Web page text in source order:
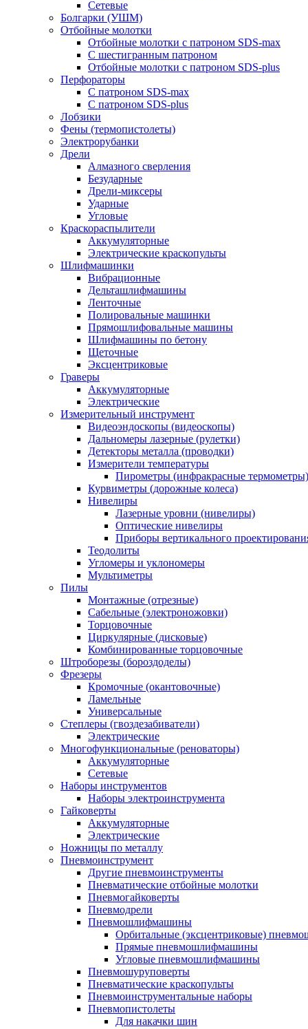
Сетевые
Болгарки (УШМ)
Отбойные молотки
Отбойные молотки с патроном SDS-max
С шестигранным патроном
Отбойные молотки с патроном SDS-plus
Перфораторы
С патроном SDS-max
С патроном SDS-plus
Лобзики
Фены (термопистолеты)
Электрорубанки
Дрели
Алмазного сверления
Безударные
Дрели-миксеры
Ударные
Угловые
Краскораспылители
Аккумуляторные
Электрические краскопульты
Шлифмашинки
Вибрационные
Дельташлифмашины
Ленточные
Полировальные машинки
Прямошлифовальные машины
Шлифмашины по бетону
Щеточные
Эксцентриковые
Граверы
Аккумуляторные
Электрические
Измерительный инструмент
Видеоэндоскопы (видеоскопы)
Дальномеры лазерные (рулетки)
Детекторы металла (проводки)
Измерители температуры
Пирометры (инфракрасные термометры)
Курвиметры (дорожные колеса)
Нивелиры
Лазерные уровни (нивелиры)
Оптические нивелиры
Приборы вертикального
Теодолиты
Угломеры и уклономеры
Мультиметры
Пилы
Монтажные (отрезные)
Сабельные (электроножовки)
Торцовочные
Циркулярные (дисковые)
Комбинированные торцовочные
Штроборезы (бороздоделы)
Фрезеры
Кромочные (окантовочные)
Ламельные
Универсальные
Степлеры (гвоздезабиватели)
Электрические
Многофункциональные (реноваторы)
Аккумуляторные
Сетевые
Наборы инструментов
Наборы электроинструмента
Гайковерты
Аккумуляторные
Электрические
Ножницы по металлу
Пневмоинструмент
Другие пневмоинструменты
Пневматические отбойные молотки
Пневмогайковерты
Пневмодрели
Пневмошлифмашины
Орбитальные (эксцентриковые)
Прямые пневмошлифмашины
Угловые пневмошлифмашины
Пневмошуруповерты
Пневматические краскопульты
Пневмоинструментальные наборы
Пневмопистолеты
Для накачки шин